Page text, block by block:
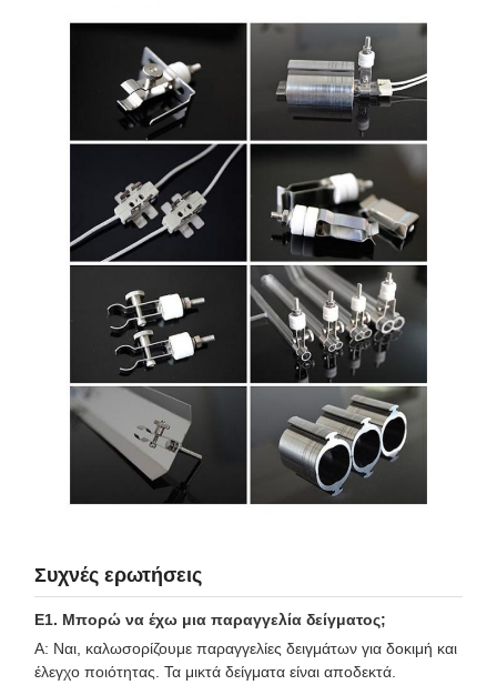
Συχνές ερωτήσεις
Ε1. Μπορώ να έχω μια παραγγελία δείγματος;
Α: Ναι, καλωσορίζουμε παραγγελίες δειγμάτων για δοκιμή και
έλεγχο ποιότητας. Τα μικτά δείγματα είναι αποδεκτά.